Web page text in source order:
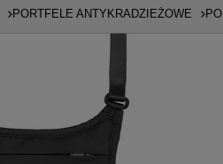
PORTFELE ANTYKRADZIEŻOWE